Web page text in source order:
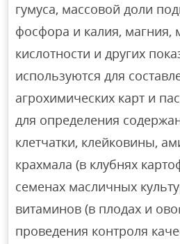
гумуса, массовой доли
фосфора и калия, магния,
кислотности и других
используются для
агрохимических карт и
для определения
клетчатки, клейковины,
крахмала (в клубнях
семенах масличных
витаминов (в плодах и
проведения контроля